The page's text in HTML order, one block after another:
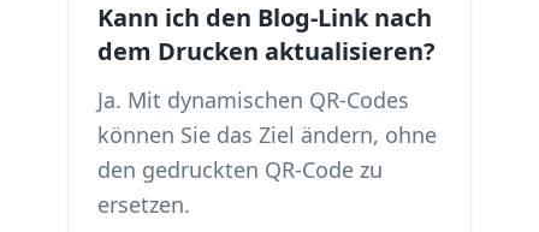
Kann ich den Blog-Link nach
dem Drucken aktualisieren?
Ja. Mit dynamischen QR-Codes
können Sie das Ziel ändern, ohne
den gedruckten QR-Code zu
ersetzen.